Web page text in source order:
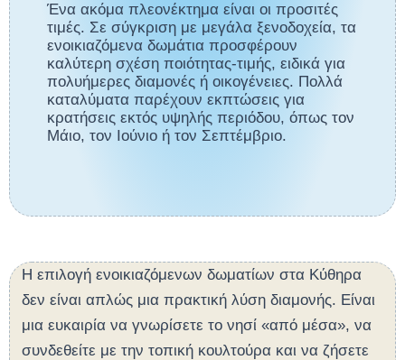
Ένα ακόμα πλεονέκτημα είναι οι προσιτές
τιμές. Σε σύγκριση με μεγάλα ξενοδοχεία, τα
ενοικιαζόμενα δωμάτια προσφέρουν
καλύτερη σχέση ποιότητας-τιμής, ειδικά για
πολυήμερες διαμονές ή οικογένειες. Πολλά
καταλύματα παρέχουν εκπτώσεις για
κρατήσεις εκτός υψηλής περιόδου, όπως τον
Μάιο, τον Ιούνιο ή τον Σεπτέμβριο.
Η επιλογή ενοικιαζόμενων δωματίων στα Κύθηρα
δεν είναι απλώς μια πρακτική λύση διαμονής. Είναι
μια ευκαιρία να γνωρίσετε το νησί «από μέσα», να
συνδεθείτε με την τοπική κουλτούρα και να ζήσετε